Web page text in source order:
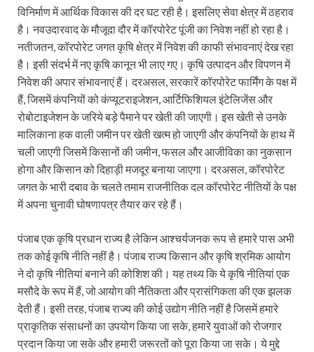
विनिर्माण में आर्थिक विकास की दर घट रही है। इसलिए सेवा क्षेत्र में ठहराव
है। नवउदारवाद के मौजूदा दौर में कॉरपोरेट पूंजी का निवेश नहीं हो रहा है।
नतीजतन, कॉरपोरेट जगत कृषि क्षेत्र में निवेश की काफी संभावनाएं देख रहा
है। इसी संदर्भ में नए कृषि कानून भी लाए गए। कृषि उत्पादन और विपणन में
निवेश की अपार संभावनाएं हैं। दरअसल, सरकारें कॉरपोरेट फार्मिंग के पक्ष में
हैं, जिसमें कंपनियों को कंप्यूटराइजेशन, आर्टिफिशियल इंटेलिजेंस और
रोबोटाइजेशन के जरिये बड़े पैमाने पर खेती की जाएगी। इस खेती से उनके
मालिकाना हक वाली जमीन पर खेती खत्म हो जाएगी और कंपनियों के हाथ में
चली जाएगी जिसमें किसानों की जमीन, फसल और आजीविका का नुकसान
होगा और किसान को दिहाड़ी मजदूर बनाया जाएगा। दरअसल, कॉरपोरेट
जगत के भारी दबाव के चलते तमाम राजनीतिक दल कॉरपोरेट नीतियों के पक्ष
में अपना चुनावी घोषणापत्र तैयार कर रहे हैं।
पंजाब एक कृषि प्रधान राज्य है लेकिन आश्चर्यजनक रूप से हमारे पास अभी
तक कोई कृषि नीति नहीं है। पंजाब राज्य किसान और कृषि श्रमिक आयोग
ने दो कृषि नीतियां बनाने की कोशिश की। यह तथ्य कि ये कृषि नीतियां एक
मसौदे के रूप में हैं, जो आयोग की नैतिकता और प्रासंगिकता की एक झलक
देती हैं। इसी तरह, पंजाब राज्य की कोई उद्योग नीति नहीं है जिसमें हमारे
प्राकृतिक संसाधनों का उपयोग किया जा सके, हमारे युवाओं को रोजगार
प्रदान किया जा सके और हमारी जरूरतों को पूरा किया जा सके। ये मुद्दे